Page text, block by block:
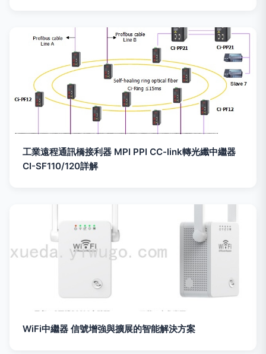
工業遠程通訊橋接利器 MPI PPI CC-link轉光纖中繼器
CI-SF110/120詳解
WiFi中繼器 信號增強與擴展的智能解決方案